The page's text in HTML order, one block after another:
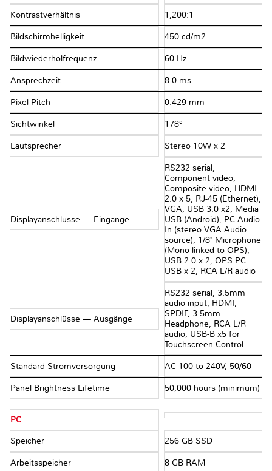
Kontrastverhältnis 1,200:1
Bildschirmhelligkeit 450 cd/m2
Bildwiederholfrequenz 60 Hz
Ansprechzeit 8.0 ms
Pixel Pitch 0.429 mm
Sichtwinkel 178°
Lautsprecher Stereo 10W x 2
Displayanschlüsse — Eingänge
RS232 serial,
Component video,
Composite video, HDMI
2.0 x 5, RJ-45 (Ethernet),
VGA, USB 3.0 x2, Media
USB (Android), PC Audio
In (stereo VGA Audio
source), 1/8" Microphone
(Mono linked to OPS),
USB 2.0 x 2, OPS PC
USB x 2, RCA L/R audio
Displayanschlüsse — Ausgänge
RS232 serial, 3.5mm
audio input, HDMI,
SPDIF, 3.5mm
Headphone, RCA L/R
audio, USB-B x5 for
Touchscreen Control
Standard-Stromversorgung AC 100 to 240V, 50/60
Panel Brightness Lifetime 50,000 hours (minimum)
PC
Speicher 256 GB SSD
Arbeitsspeicher 8 GB RAM